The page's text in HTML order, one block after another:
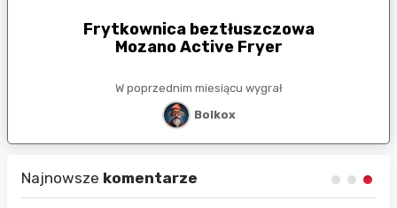
Frytkownica beztłuszczowa
Mozano Active Fryer
W poprzednim miesiącu wygrał
Bolkox
Najnowsze komentarze